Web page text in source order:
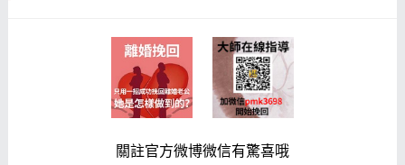
關註官方微博微信有驚喜哦